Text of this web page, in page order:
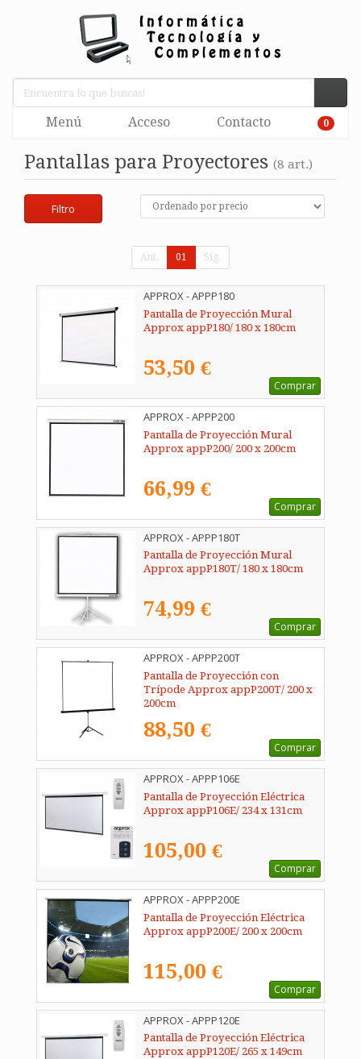
Menú Acceso Contacto 0
Pantallas para Proyectores (8 art.)
Filtro
Ant. 01 Sig.
APPROX - APPP180
Pantalla de Proyección Mural
Approx appP180/ 180 x 180cm
53,50 €
Comprar
APPROX - APPP200
Pantalla de Proyección Mural
Approx appP200/ 200 x 200cm
66,99 €
Comprar
APPROX - APPP180T
Pantalla de Proyección Mural
Approx appP180T/ 180 x 180cm
74,99 €
Comprar
APPROX - APPP200T
Pantalla de Proyección con
Trípode Approx appP200T/ 200 x
200cm
88,50 €
Comprar
APPROX - APPP106E
Pantalla de Proyección Eléctrica
Approx appP106E/ 234 x 131cm
105,00 €
Comprar
APPROX - APPP200E
Pantalla de Proyección Eléctrica
Approx appP200E/ 200 x 200cm
115,00 €
Comprar
APPROX - APPP120E
Pantalla de Proyección Eléctrica
Approx appP120E/ 265 x 149cm